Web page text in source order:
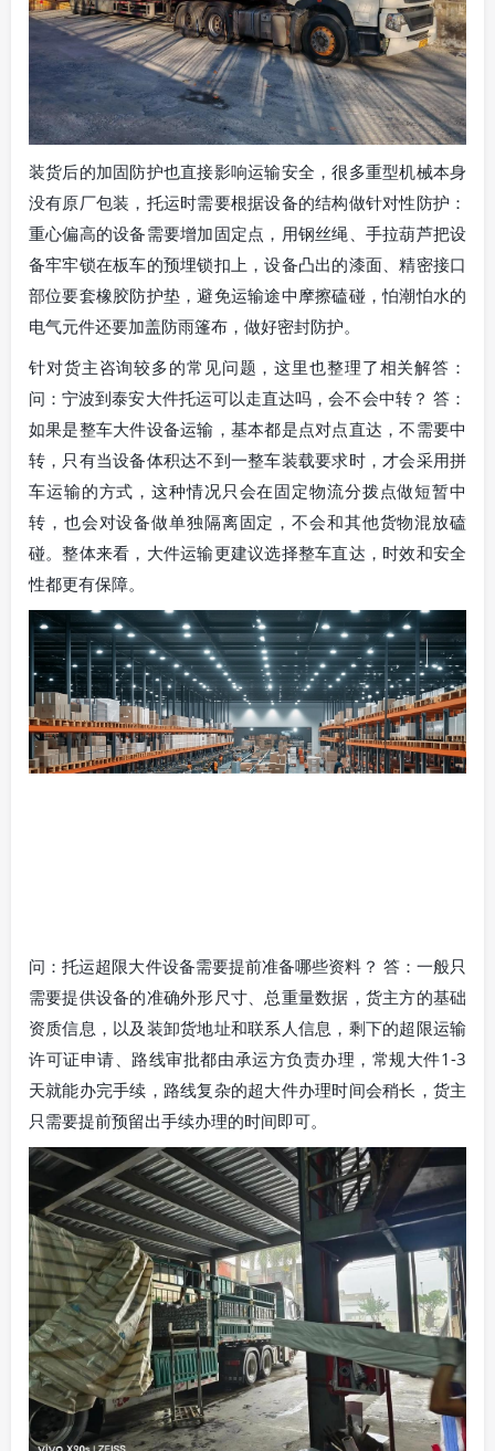
装货后的加固防护也直接影响运输安全，很多重型机械本身
没有原厂包装，托运时需要根据设备的结构做针对性防护：
重心偏高的设备需要增加固定点，用钢丝绳、手拉葫芦把设
备牢牢锁在板车的预埋锁扣上，设备凸出的漆面、精密接口
部位要套橡胶防护垫，避免运输途中摩擦磕碰，怕潮怕水的
电气元件还要加盖防雨篷布，做好密封防护。
针对货主咨询较多的常见问题，这里也整理了相关解答：
问：宁波到泰安大件托运可以走直达吗，会不会中转？ 答：
如果是整车大件设备运输，基本都是点对点直达，不需要中
转，只有当设备体积达不到一整车装载要求时，才会采用拼
车运输的方式，这种情况只会在固定物流分拨点做短暂中
转，也会对设备做单独隔离固定，不会和其他货物混放磕
碰。整体来看，大件运输更建议选择整车直达，时效和安全
性都更有保障。
问：托运超限大件设备需要提前准备哪些资料？ 答：一般只
需要提供设备的准确外形尺寸、总重量数据，货主方的基础
资质信息，以及装卸货地址和联系人信息，剩下的超限运输
许可证申请、路线审批都由承运方负责办理，常规大件1-3
天就能办完手续，路线复杂的超大件办理时间会稍长，货主
只需要提前预留出手续办理的时间即可。